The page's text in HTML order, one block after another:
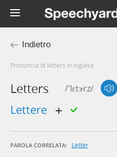
Indietro
Pronuncia di letters in Inglese
Letters /'lɛtɝrz/
lettere
PAROLA CORRELATA: Letter